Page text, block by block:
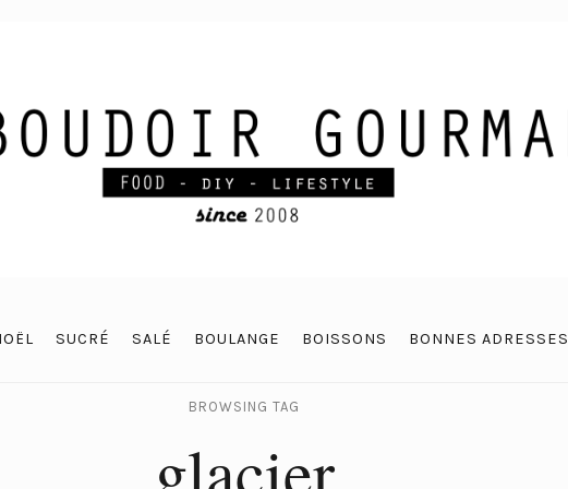
SUCRÉ SALÉ BOULANGE BOISSONS BONNES ADRESSES
BROWSING TAG
glacier